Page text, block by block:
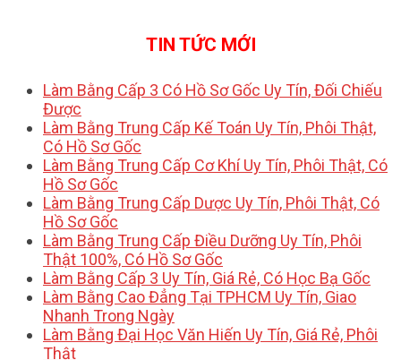
TIN TỨC MỚI
Làm Bằng Cấp 3 Có Hồ Sơ Gốc Uy Tín, Đối Chiếu
Được
Làm Bằng Trung Cấp Kế Toán Uy Tín, Phôi Thật,
Có Hồ Sơ Gốc
Làm Bằng Trung Cấp Cơ Khí Uy Tín, Phôi Thật, Có
Hồ Sơ Gốc
Làm Bằng Trung Cấp Dược Uy Tín, Phôi Thật, Có
Hồ Sơ Gốc
Làm Bằng Trung Cấp Điều Dưỡng Uy Tín, Phôi
Thật 100%, Có Hồ Sơ Gốc
Làm Bằng Cấp 3 Uy Tín, Giá Rẻ, Có Học Bạ Gốc
Làm Bằng Cao Đẳng Tại TPHCM Uy Tín, Giao
Nhanh Trong Ngày
Làm Bằng Đại Học Văn Hiến Uy Tín, Giá Rẻ, Phôi
Thật